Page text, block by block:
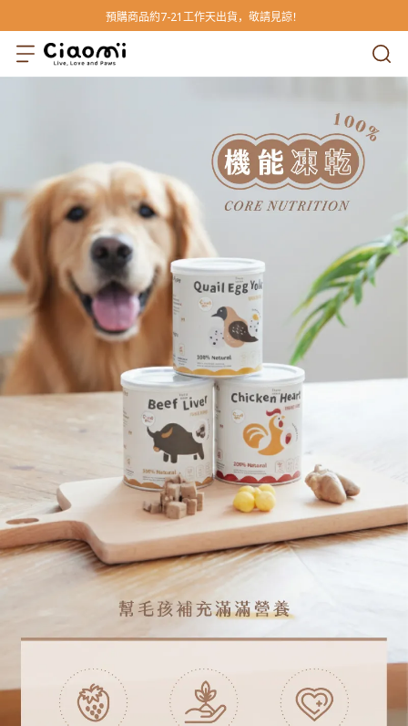
預購商品約7-21工作天出貨，敬請見諒！